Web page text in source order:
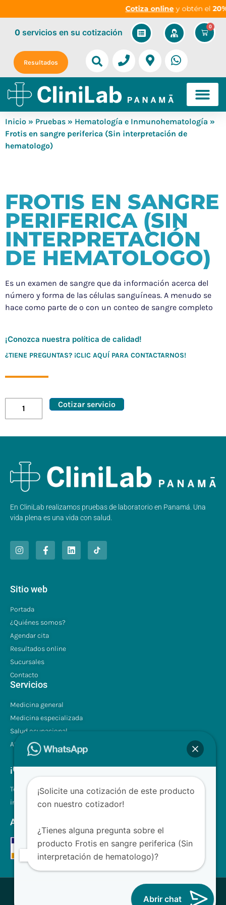
Cotiza onliney obtén el20%
0
0servicios en su cotización
Resultados
Inicio » Pruebas » Hematología e Inmunohematología »
Frotis en sangre periferica (Sin interpretación de
hematologo)
FROTIS EN SANGRE
PERIFERICA (SIN
INTERPRETACIÓN
DE HEMATOLOGO)
Es un examen de sangre que da información acerca del
número y forma de las células sanguíneas. A menudo se
hace como parte de o con un conteo de sangre completo
¡Conozca nuestra política de calidad!
¿TIENE PREGUNTAS? ¡CLIC AQUÍ PARA CONTACTARNOS!
Cotizar servicio
En CliniLab realizamos pruebas de laboratorio en Panamá. Una
vida plena es una vida con salud.
Sitio web
Portada
¿Quiénes somos?
Agendar cita
Resultados online
Sucursales
Contacto
Servicios
Medicina general
Medicina especializada
Salud ocupacional
Atención a domicilio
¡Contáctenos!
Tel.: +507 310 0680/81
info@clinilabpanama.com
Aceptamos
® CliniLab - Todos los derechos reservados
¡Solicite una cotización de este producto
con nuestro cotizador!
¿Tienes alguna pregunta sobre el
producto Frotis en sangre periferica (Sin
interpretación de hematologo)?
Abrir chat